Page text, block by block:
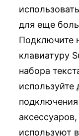
для еще
Подключите
клавиатуру
набора
используют